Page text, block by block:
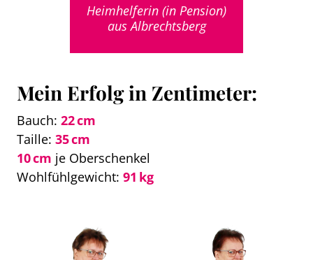
Heimhelferin (in Pension)
aus Albrechtsberg
Mein Erfolg in Zentimeter:
Bauch: 22 cm
Taille: 35 cm
10 cm je Oberschenkel
Wohlfühlgewicht: 91 kg